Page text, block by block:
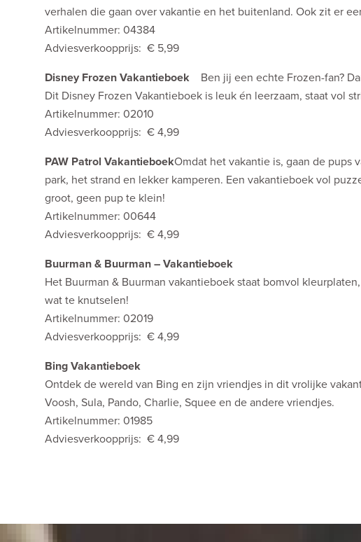
verhalen die gaan over vakantie en het buitenland. Ook zit er
Artikelnummer: 04384
Adviesverkoopprijs: € 5,99
Disney Frozen Vakantieboek Ben jij een echte Frozen-fan?
Dit Disney Frozen Vakantieboek is leuk én leerzaam, staat vol
Artikelnummer: 02010
Adviesverkoopprijs: € 4,99
PAW Patrol VakantieboekOmdat het vakantie is, gaan de pups
park, het strand en lekker kamperen. Een vakantieboek vol
groot, geen pup te klein!
Artikelnummer: 00644
Adviesverkoopprijs: € 4,99
Buurman & Buurman – Vakantieboek
Het Buurman & Buurman vakantieboek staat bomvol
wat te knutselen!
Artikelnummer: 02019
Adviesverkoopprijs: € 4,99
Bing Vakantieboek
Ontdek de wereld van Bing en zijn vriendjes in dit vrolijke
Voosh, Sula, Pando, Charlie, Squee en de andere vriendjes.
Artikelnummer: 01985
Adviesverkoopprijs: € 4,99